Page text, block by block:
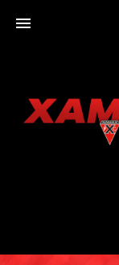
XAMAXFORUM